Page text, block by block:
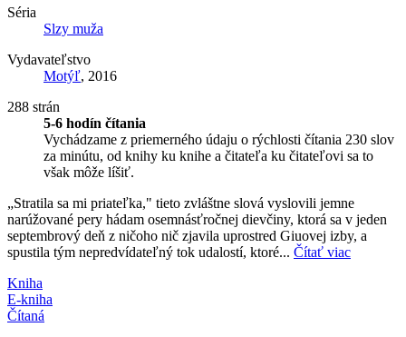
Séria
Slzy muža
Vydavateľstvo
Motýľ, 2016
288 strán
5-6 hodín čítania
Vychádzame z priemerného údaju o rýchlosti čítania 230 slov
za minútu, od knihy ku knihe a čitateľa ku čitateľovi sa to
však môže líšiť.
„Stratila sa mi priateľka," tieto zvláštne slová vyslovili jemne
narúžované pery hádam osemnásťročnej dievčiny, ktorá sa v jeden
septembrový deň z ničoho nič zjavila uprostred Giuovej izby, a
spustila tým nepredvídateľný tok udalostí, ktoré... Čítať viac
Kniha
E-kniha
Čítaná